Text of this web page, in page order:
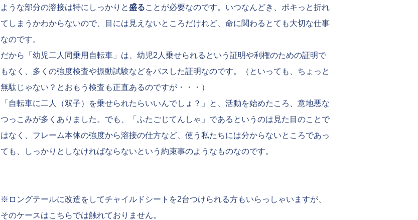
ような部分の溶接は特にしっかりと盛ることが必要なのです。いつなんどき、ポキっと折れ
てしまうかわからないので、目には見えないところだけれど、命に関わるとても大切な仕事
なのです。
だから「幼児二人同乗用自転車」は、幼児2人乗せられるという証明や利権のための証明で
もなく、多くの強度検査や振動試験などをパスした証明なのです。（といっても、ちょっと
無駄じゃない？とおもう検査も正直あるのですが・・・）
「自転車に二人（双子）を乗せられたらいいんでしょ？」と、活動を始めたころ、意地悪な
つっこみが多くありました。でも、
「ふたごじてんしゃ」であるというのは見た目のことで
はなく、フレーム本体の強度から溶接の仕方など、使う私たちには分からないところであっ
ても、しっかりとしなければならないという約束事のようなものなのです。
※ロングテールに改造をしてチャイルドシートを2台つけられる方もいらっしゃいますが、
そのケースはこちらでは触れておりません。